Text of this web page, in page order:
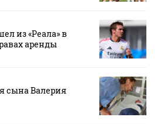
из «Реала» в
аренды
сына Валерия